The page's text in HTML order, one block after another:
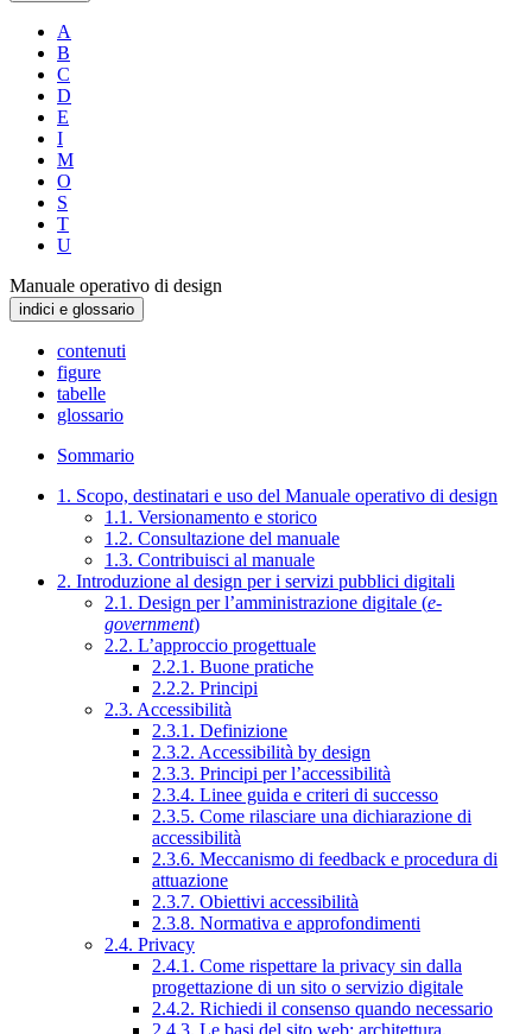
A
B
C
D
E
I
M
O
S
T
U
Manuale operativo di design
indici e glossario
contenuti
figure
tabelle
glossario
Sommario
1. Scopo, destinatari e uso del Manuale operativo di design
1.1. Versionamento e storico
1.2. Consultazione del manuale
1.3. Contribuisci al manuale
2. Introduzione al design per i servizi pubblici digitali
2.1. Design per l’amministrazione digitale (e-
government)
2.2. L’approccio progettuale
2.2.1. Buone pratiche
2.2.2. Principi
2.3. Accessibilità
2.3.1. Definizione
2.3.2. Accessibilità by design
2.3.3. Principi per l’accessibilità
2.3.4. Linee guida e criteri di successo
2.3.5. Come rilasciare una dichiarazione di
accessibilità
2.3.6. Meccanismo di feedback e procedura di
attuazione
2.3.7. Obiettivi accessibilità
2.3.8. Normativa e approfondimenti
2.4. Privacy
2.4.1. Come rispettare la privacy sin dalla
progettazione di un sito o servizio digitale
2.4.2. Richiedi il consenso quando necessario
2.4.3. Le basi del sito web: architettura,